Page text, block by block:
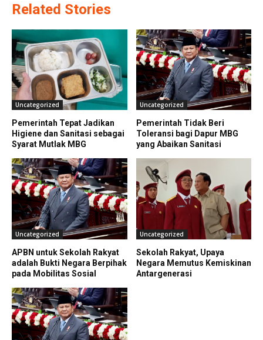
Related Stories
Uncategorized
Pemerintah Tepat Jadikan
Higiene dan Sanitasi sebagai
Syarat Mutlak MBG
Uncategorized
Pemerintah Tidak Beri
Toleransi bagi Dapur MBG
yang Abaikan Sanitasi
Uncategorized
APBN untuk Sekolah Rakyat
adalah Bukti Negara Berpihak
pada Mobilitas Sosial
Uncategorized
Sekolah Rakyat, Upaya
Negara Memutus Kemiskinan
Antargenerasi